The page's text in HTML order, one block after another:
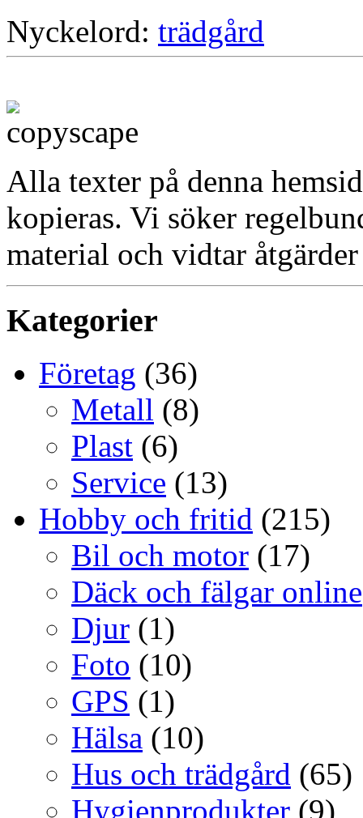
Nyckelord: trädgård
Alla texter på denna
kopieras. Vi söker
material och vidtar
Kategorier
Företag (36)
Metall (8)
Plast (6)
Service (13)
Hobby och fritid (215)
Bil och motor (17)
Däck och fälgar online
Djur (1)
Foto (10)
GPS (1)
Hälsa (10)
Hus och trädgård (65)
Hygienprodukter (9)